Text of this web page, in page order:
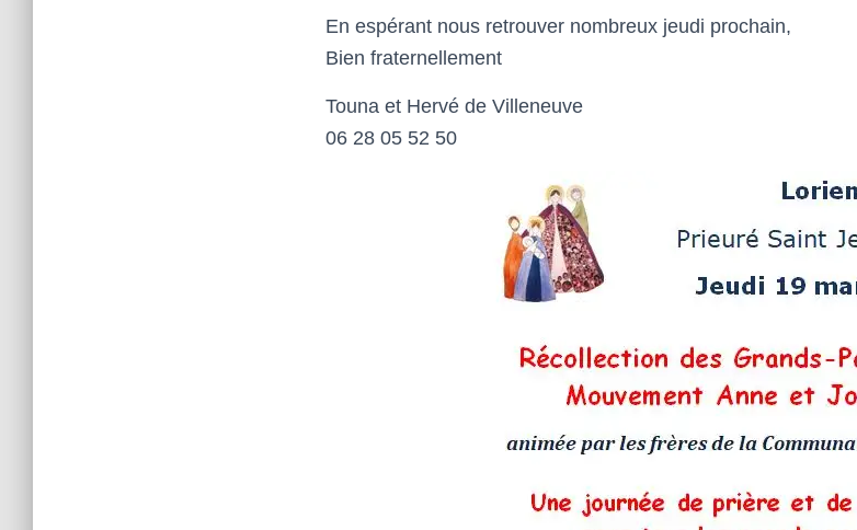
En espérant nous retrouver nombreux jeudi prochain,
Bien fraternellement
Touna et Hervé de Villeneuve
06 28 05 52 50